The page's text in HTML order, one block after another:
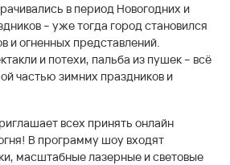
в период Новогодних и
– уже тогда город становился
и огненных представлений.
и потехи, пальба из пушек – всё
частью зимних праздников и
всех принять онлайн
В программу шоу входят
масштабные лазерные и световые